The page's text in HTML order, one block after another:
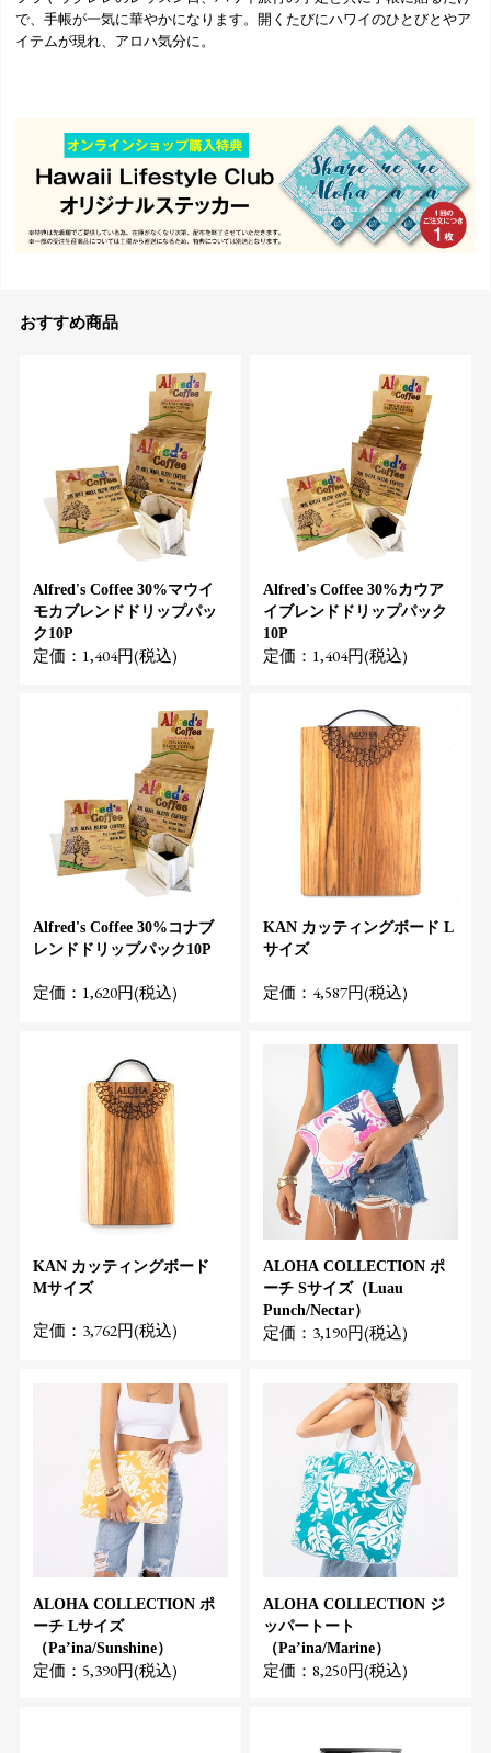
で、手帳が一気に華やかになります。開くたびにハワイのひとびとやア
イテムが現れ、アロハ気分に。
おすすめ商品
Alfred's Coffee 30%マウイ
モカブレンドドリップパッ
ク10P
定価：1,404円(税込)
Alfred's Coffee 30%カウア
イブレンドドリップパック
10P
定価：1,404円(税込)
Alfred's Coffee 30%コナブ
レンドドリップパック10P
定価：1,620円(税込)
KAN カッティングボード L
サイズ
定価：4,587円(税込)
KAN カッティングボード
Mサイズ
定価：3,762円(税込)
ALOHA COLLECTION ポ
ーチ Sサイズ（Luau
Punch/Nectar）
定価：3,190円(税込)
ALOHA COLLECTION ポ
ーチ Lサイズ
（Pa’ina/Sunshine）
定価：5,390円(税込)
ALOHA COLLECTION ジ
ッパートート
（Pa’ina/Marine）
定価：8,250円(税込)